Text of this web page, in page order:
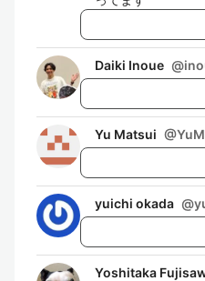
Daiki Inoue @
Yu Matsui @
yuichi okada @
Yoshitaka